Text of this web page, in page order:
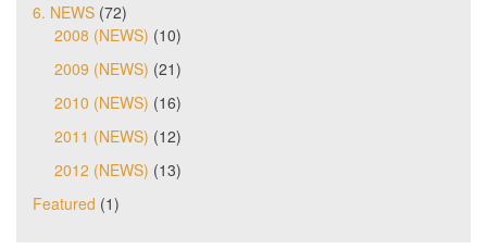
6. NEWS (72)
2008 (NEWS) (10)
2009 (NEWS) (21)
2010 (NEWS) (16)
2011 (NEWS) (12)
2012 (NEWS) (13)
Featured (1)